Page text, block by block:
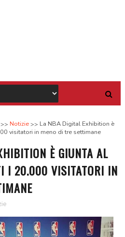
Notizie
La NBA Digital Exhibition è
visitatori in meno di tre settimane
È GIUNTA AL
I 20.000 VISITATORI IN